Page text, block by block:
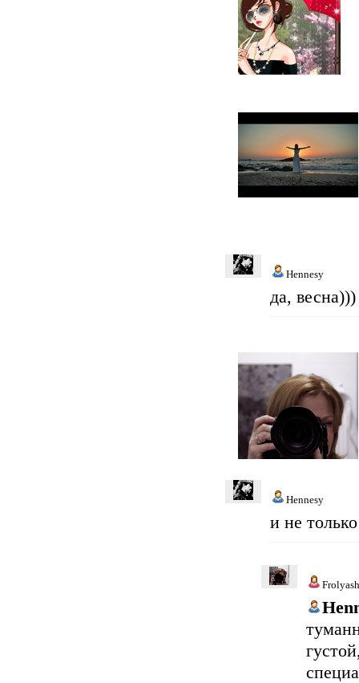
Hennesy
да, весна)))
Hennesy
и не